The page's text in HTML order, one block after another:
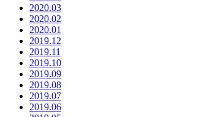
2020.03
2020.02
2020.01
2019.12
2019.11
2019.10
2019.09
2019.08
2019.07
2019.06